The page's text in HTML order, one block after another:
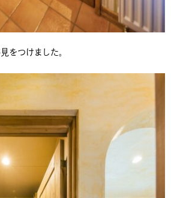
をつけました。